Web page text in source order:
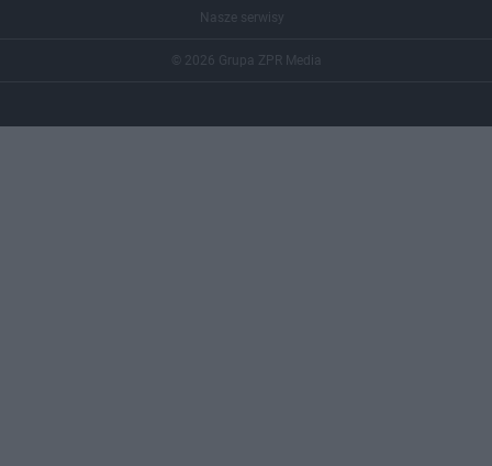
Nasze serwisy
© 2026 Grupa ZPR Media